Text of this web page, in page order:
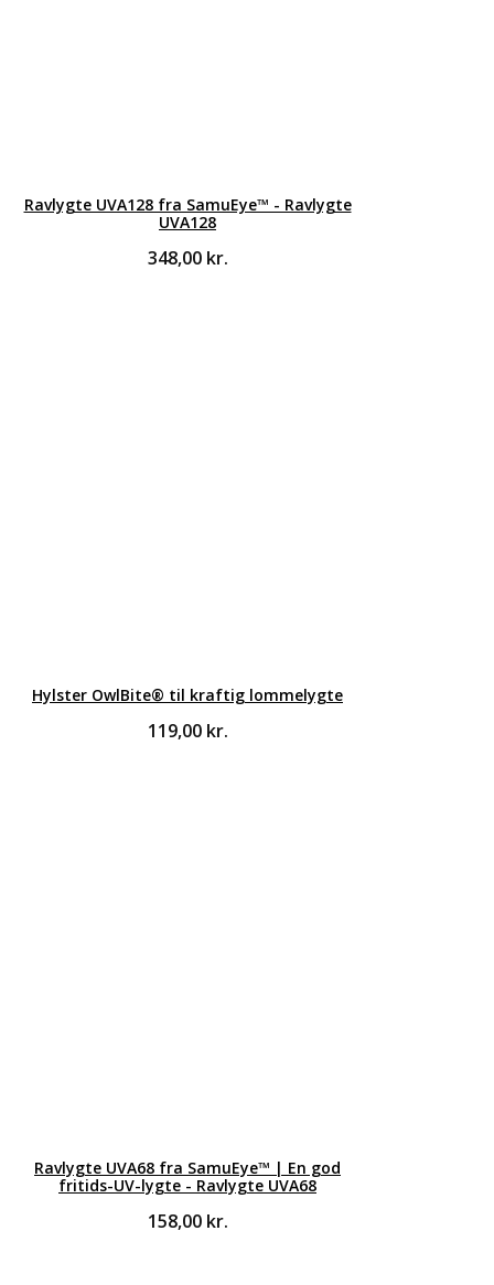
Ravlygte UVA128 fra SamuEye™ - Ravlygte
UVA128
348,00 kr.
Hylster OwlBite® til kraftig lommelygte
119,00 kr.
Ravlygte UVA68 fra SamuEye™ | En god
fritids-UV-lygte - Ravlygte UVA68
158,00 kr.